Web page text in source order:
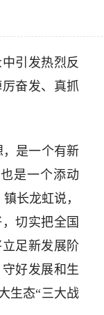
引发热烈反
奋发、真抓
是一个有新
是一个添动
长龙虹说，
切实把全国
足新发展阶
好发展和生
生态“三大战